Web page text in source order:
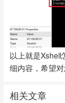
以上就是Xshell
细内容，希望对
相关文章